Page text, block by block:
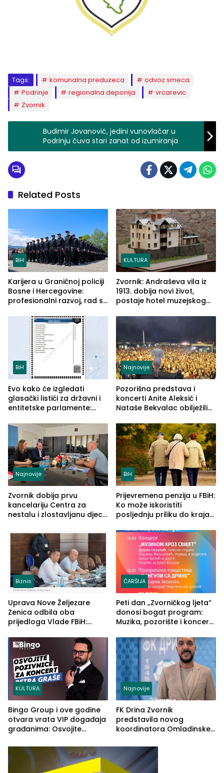
Tags: komunalna preduzeca
odvoz smeca
Podrinje
regionalna deponija
vrcarevic
Zvornik
Budimir Jovanović, jedini vunovlačar u
Podrinju čuva stari zanat od izumiranja
Related Posts
BiH
Karijera u Graničnoj policiji
Bosne i Hercegovine:
profesionalni razvoj, rad sa
služba građanima
KULTURA
Zvornik: Andraševa vila iz
1913. dobija novi život,
postaje hotel muzejskog
BiH
Evo kako će izgledati
glasački listići za državni i
entitetske parlamente:
vidljive na njima
Najnovije
Pozorišna predstava i
koncerti Anite Aleksić i
Nataše Bekvalac obilježili
ljeta (FOTO)
Najnovije
Zvornik dobija prvu
kancelariju Centra za
nestalu i zlostavljanu djecu
BiH
Prijevremena penzija u FBiH:
Ko može iskoristiti
posljednju priliku do kraja
Biznis
Uprava Nove Željezare
Zenica odbila oba
prijedloga Vlade FBiH:
rješenje
ČARŠIJA
Peti dan „Zvorničkog ljeta“
donosi bogat program:
Muzika, pozorište i koncert
KULTURA
Bingo Group i ove godine
otvara vrata VIP događaja
građanima: Osvojite
Graše
Najnovije
FK Drina Zvornik
predstavila novog
koordinatora Omladinske